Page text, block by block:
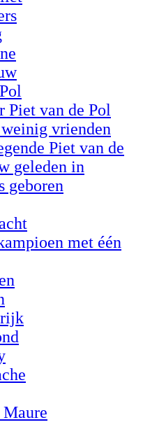
Piet van de Pol
vrienden
Piet van de
geleden in
geboren
met één